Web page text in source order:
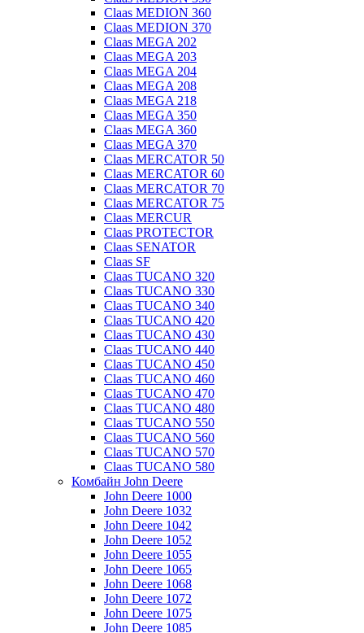
Claas MEDION 360
Claas MEDION 370
Claas MEGA 202
Claas MEGA 203
Claas MEGA 204
Claas MEGA 208
Claas MEGA 218
Claas MEGA 350
Claas MEGA 360
Claas MEGA 370
Claas MERCATOR 50
Claas MERCATOR 60
Claas MERCATOR 70
Claas MERCATOR 75
Claas MERCUR
Claas PROTECTOR
Claas SENATOR
Claas SF
Claas TUCANO 320
Claas TUCANO 330
Claas TUCANO 340
Claas TUCANO 420
Claas TUCANO 430
Claas TUCANO 440
Claas TUCANO 450
Claas TUCANO 460
Claas TUCANO 470
Claas TUCANO 480
Claas TUCANO 550
Claas TUCANO 560
Claas TUCANO 570
Claas TUCANO 580
Комбайн John Deere
John Deere 1000
John Deere 1032
John Deere 1042
John Deere 1052
John Deere 1055
John Deere 1065
John Deere 1068
John Deere 1072
John Deere 1075
John Deere 1085